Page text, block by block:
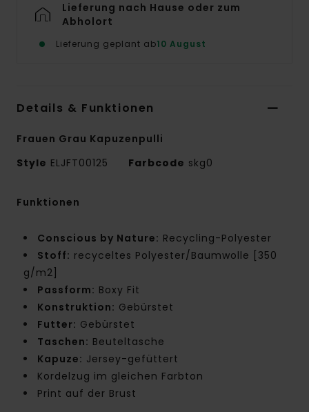
Lieferung nach Hause oder zum
Abholort
Lieferung geplant ab10 August
Details & Funktionen
Frauen Grau Kapuzenpulli
Style ELJFT00125 Farbcode skg0
Funktionen
Conscious by Nature: Recycling-Polyester
Stoff: recyceltes Polyester/Baumwolle [350
g/m2]
Passform: Boxy Fit
Konstruktion: Gebürstet
Futter: Gebürstet
Taschen: Beuteltasche
Kapuze: Jersey-gefüttert
Kordelzug im gleichen Farbton
Print auf der Brust